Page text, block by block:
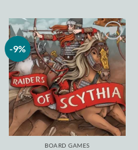
-9%
Add to
wishlist
BOARD GAMES